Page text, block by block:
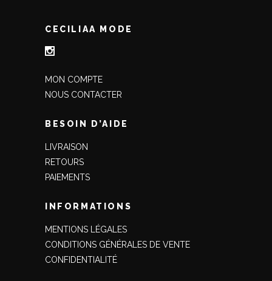
CECILIAA MODE
MON COMPTE
NOUS CONTACTER
BESOIN D’AIDE
LIVRAISON
RETOURS
PAIEMENTS
INFORMATIONS
MENTIONS LÉGALES
CONDITIONS GÉNÉRALES DE VENTE
CONFIDENTIALITÉ